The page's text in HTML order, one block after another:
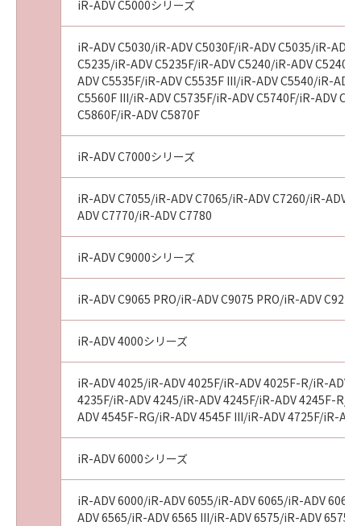
iR-ADV C5000シリーズ
iR-ADV C5030/iR-ADV C5030F/iR-ADV C5035/iR-
C5235/iR-ADV C5235F/iR-ADV C5240/iR-ADV
ADV C5535F/iR-ADV C5535F III/iR-ADV C5540/iR-
C5560F III/iR-ADV C5735F/iR-ADV C5740F/iR-ADV
C5860F/iR-ADV C5870F
iR-ADV C7000シリーズ
iR-ADV C7055/iR-ADV C7065/iR-ADV C7260/iR-ADV
ADV C7770/iR-ADV C7780
iR-ADV C9000シリーズ
iR-ADV C9065 PRO/iR-ADV C9075 PRO/iR-ADV
iR-ADV 4000シリーズ
iR-ADV 4025/iR-ADV 4025F/iR-ADV 4025F-R/iR-ADV
4235F/iR-ADV 4245/iR-ADV 4245F/iR-ADV 4245F-R/
ADV 4545F-RG/iR-ADV 4545F III/iR-ADV 4725F/iR-
iR-ADV 6000シリーズ
iR-ADV 6000/iR-ADV 6055/iR-ADV 6065/iR-ADV
ADV 6565/iR-ADV 6565 III/iR-ADV 6575/iR-ADV 6575